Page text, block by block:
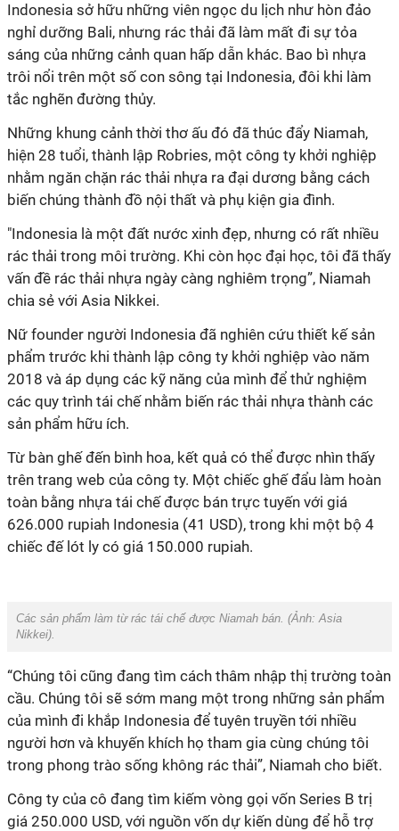
Indonesia sở hữu những viên ngọc du lịch như hòn đảo
nghỉ dưỡng Bali, nhưng rác thải đã làm mất đi sự tỏa
sáng của những cảnh quan hấp dẫn khác. Bao bì nhựa
trôi nổi trên một số con sông tại Indonesia, đôi khi làm
tắc nghẽn đường thủy.
Những khung cảnh thời thơ ấu đó đã thúc đẩy Niamah,
hiện 28 tuổi, thành lập Robries, một công ty khởi nghiệp
nhằm ngăn chặn rác thải nhựa ra đại dương bằng cách
biến chúng thành đồ nội thất và phụ kiện gia đình.
"Indonesia là một đất nước xinh đẹp, nhưng có rất nhiều
rác thải trong môi trường. Khi còn học đại học, tôi đã thấy
vấn đề rác thải nhựa ngày càng nghiêm trọng”, Niamah
chia sẻ với Asia Nikkei.
Nữ founder người Indonesia đã nghiên cứu thiết kế sản
phẩm trước khi thành lập công ty khởi nghiệp vào năm
2018 và áp dụng các kỹ năng của mình để thử nghiệm
các quy trình tái chế nhằm biến rác thải nhựa thành các
sản phẩm hữu ích.
Từ bàn ghế đến bình hoa, kết quả có thể được nhìn thấy
trên trang web của công ty. Một chiếc ghế đẩu làm hoàn
toàn bằng nhựa tái chế được bán trực tuyến với giá
626.000 rupiah Indonesia (41 USD), trong khi một bộ 4
chiếc đế lót ly có giá 150.000 rupiah.
Các sản phẩm làm từ rác tái chế được Niamah bán. (Ảnh:Asia
Nikkei).
“Chúng tôi cũng đang tìm cách thâm nhập thị trường toàn
cầu. Chúng tôi sẽ sớm mang một trong những sản phẩm
của mình đi khắp Indonesia để tuyên truyền tới nhiều
người hơn và khuyến khích họ tham gia cùng chúng tôi
trong phong trào sống không rác thải”, Niamah cho biết.
Công ty của cô đang tìm kiếm vòng gọi vốn Series B trị
giá 250.000 USD, với nguồn vốn dự kiến dùng để hỗ trợ